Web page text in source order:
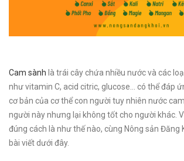
Cam sành là trái cây chứa nhiều nước và các
như vitamin C, acid citric, glucose… có thể đáp
cơ bản của cơ thể con người tuy nhiên nước
người này nhưng lại không tốt cho người khác.
đúng cách là như thế nào, cùng Nông sản Đăng
bài viết dưới đây.